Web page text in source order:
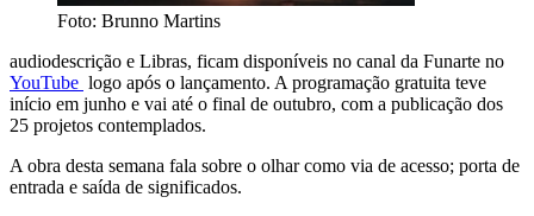
Foto: Brunno Martins
audiodescrição e Libras, ficam disponíveis no canal da Funarte no
YouTube logo após o lançamento. A programação gratuita teve
início em junho e vai até o final de outubro, com a publicação dos
25 projetos contemplados.
A obra desta semana fala sobre o olhar como via de acesso; porta de
entrada e saída de significados.